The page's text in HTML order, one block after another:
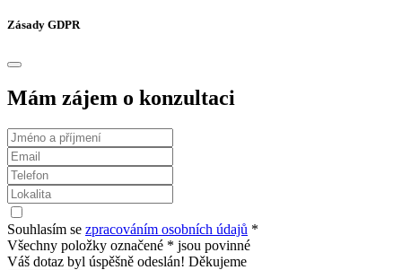
Zásady GDPR
Mám zájem o konzultaci
Souhlasím se zpracováním osobních údajů *
Všechny položky označené * jsou povinné
Váš dotaz byl úspěšně odeslán! Děkujeme